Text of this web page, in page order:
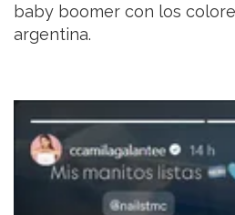
baby boomer con los
argentina.